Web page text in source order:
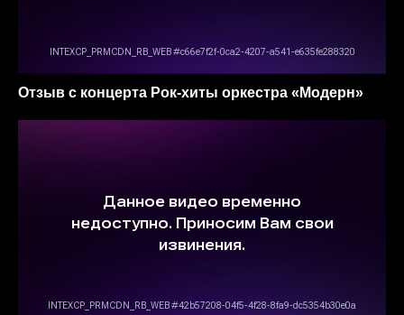
Отзыв c концерта Рок-хиты оркестра «‎Модерн»